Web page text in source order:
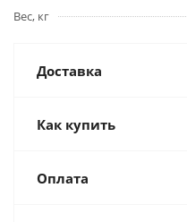
Вес, кг
Доставка
Как купить
Оплата